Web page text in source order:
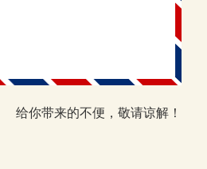
给你带来的不便，敬请谅解！